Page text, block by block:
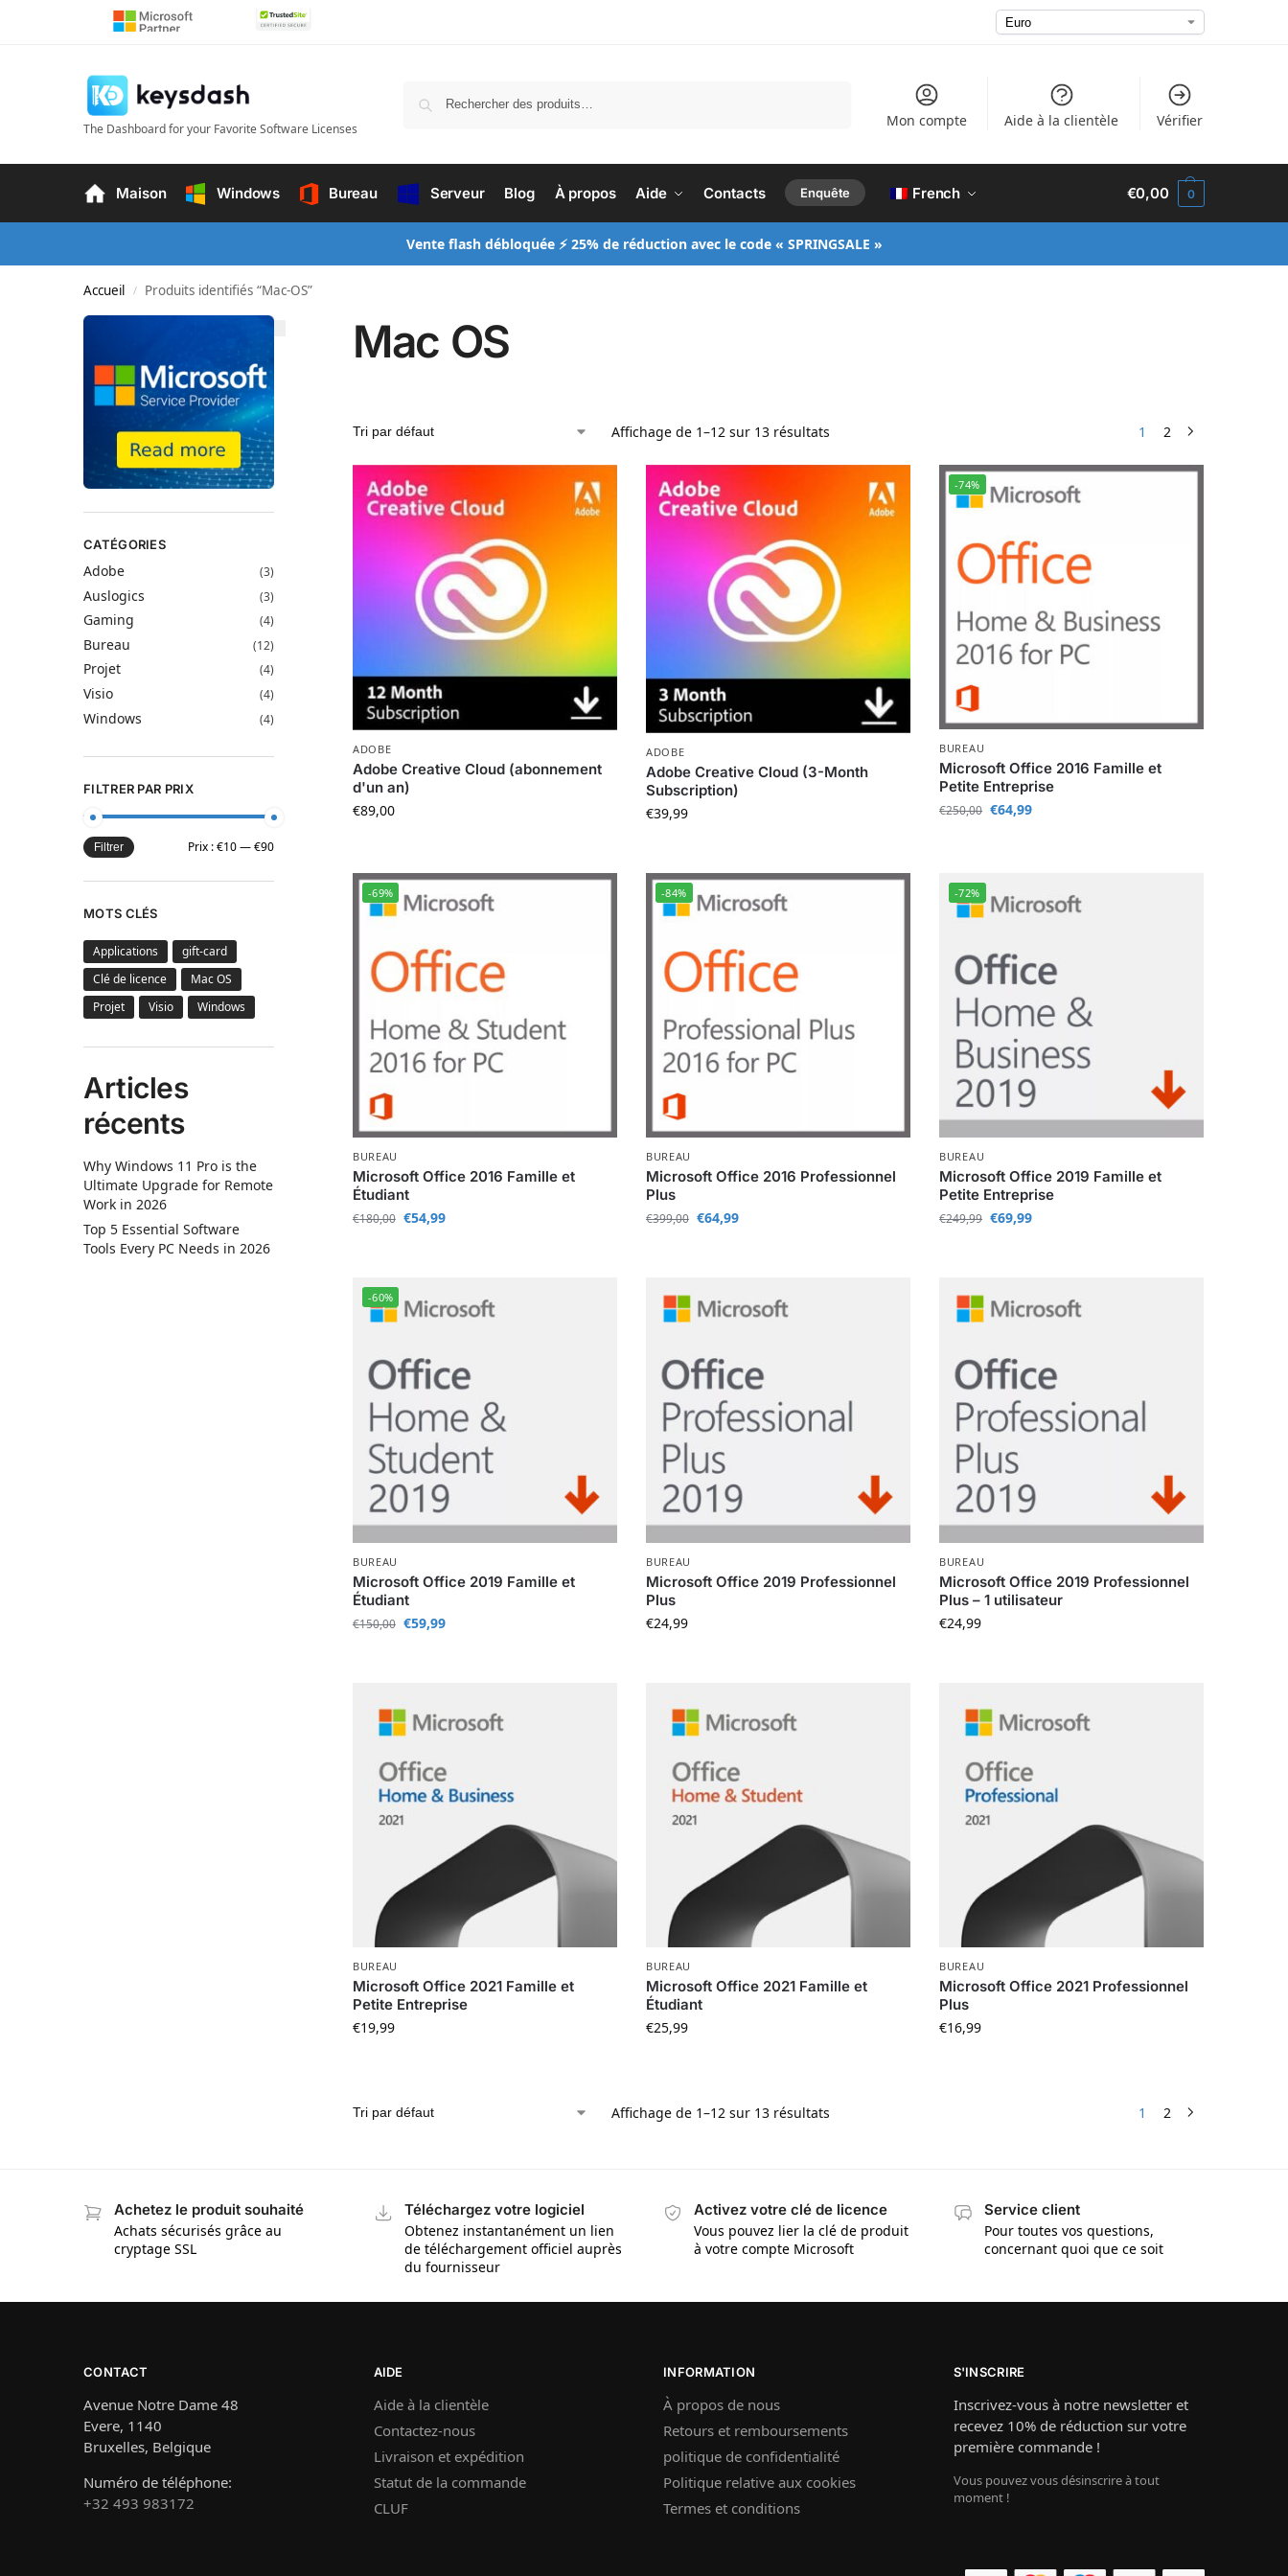
The Dashboard for your Favorite Software Licenses Mon compte Aide à la clientèle Vérifier
Maison Windows Bureau Serveur Blog À propos Aide Contacts Enquête French €0,00 0
Vente flash débloquée ⚡ 25% de réduction avec le code « SPRINGSALE »
Accueil / Produits identifiés “Mac-OS”
Mac OS
Affichage de 1–12 sur 13 résultats 1 2
ADOBE
Adobe Creative Cloud (abonnement
d'un an)
€89,00
ADOBE
Adobe Creative Cloud (3-Month
Subscription)
€39,99
-74%
BUREAU
Microsoft Office 2016 Famille et
Petite Entreprise
€250,00 €64,99
-69%
BUREAU
Microsoft Office 2016 Famille et
Étudiant
€180,00 €54,99
-84%
BUREAU
Microsoft Office 2016 Professionnel
Plus
€399,00 €64,99
-72%
BUREAU
Microsoft Office 2019 Famille et
Petite Entreprise
€249,99 €69,99
-60%
BUREAU
Microsoft Office 2019 Famille et
Étudiant
€150,00 €59,99
BUREAU
Microsoft Office 2019 Professionnel
Plus
€24,99
BUREAU
Microsoft Office 2019 Professionnel
Plus – 1 utilisateur
€24,99
BUREAU
Microsoft Office 2021 Famille et
Petite Entreprise
€19,99
BUREAU
Microsoft Office 2021 Famille et
Étudiant
€25,99
BUREAU
Microsoft Office 2021 Professionnel
Plus
€16,99
Affichage de 1–12 sur 13 résultats 1 2
CATÉGORIES
Adobe (3)
Auslogics (3)
Gaming (4)
Bureau (12)
Projet (4)
Visio (4)
Windows (4)
FILTRER PAR PRIX
Filtrer Prix :€10—€90
MOTS CLÉS
Applications
gift-card
Clé de licence
Mac OS
Projet
Visio Windows
Articles
récents
Why Windows 11 Pro is the
Ultimate Upgrade for Remote
Work in 2026
Top 5 Essential Software
Tools Every PC Needs in 2026
Achetez le produit souhaité
Achats sécurisés grâce au
cryptage SSL
Téléchargez votre logiciel
Obtenez instantanément un lien
de téléchargement officiel auprès
du fournisseur
Activez votre clé de licence
Vous pouvez lier la clé de produit
à votre compte Microsoft
Service client
Pour toutes vos questions,
concernant quoi que ce soit
CONTACT
Avenue Notre Dame 48
Evere, 1140
Bruxelles, Belgique
Numéro de téléphone:
+32 493 983172
AIDE
Aide à la clientèle
Contactez-nous
Livraison et expédition
Statut de la commande
CLUF
INFORMATION
À propos de nous
Retours et remboursements
politique de confidentialité
Politique relative aux cookies
Termes et conditions
S'INSCRIRE
Inscrivez-vous à notre newsletter et
recevez 10% de réduction sur votre
première commande !
Vous pouvez vous désinscrire à tout
moment !